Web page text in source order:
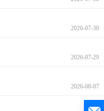
2026-07-30
2026-07-29
2026-08-07